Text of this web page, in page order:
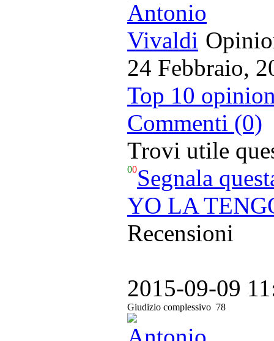
24 Febbraio,
Top 10
Commenti (0)
Trovi utile
00Segnala
YO LA
Recensioni
2015-09-09
Giudizio complessivo 78